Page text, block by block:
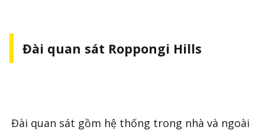
Đài quan sát Roppongi Hills
Đài quan sát gồm hệ thống trong nhà và ngoài